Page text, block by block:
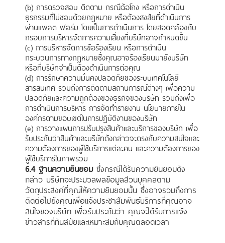
(b) การตรวจสอบ ติดตาม กรณีฉ้อโกง หรือการดำเนิน
ธุรกรรมที่ไม่ชอบด้วยกฎหมาย หรือต้องสงสัยที่ดำเนินการ
ผ่านแพลต ฟอร์ม โดยเป็นการดำเนินการ โดยสอดคล้องกับ
กรอบการบริหารจัดการความเสี่ยงที่บริษัทอาจกำหนดขึ้น
(c) การบริหารจัดการข้อร้องเรียน หรือการดำเนิน
กระบวนการทางกฎหมายซึ่งคุณอาจร้องเรียนมายังบริษัท
หรือที่บริษัทจำเป็นต้องดำเนินการต่อคุณ
(d) การรักษาความมั่นคงปลอดภัยของระบบเทคโนโลยี
สารสนเทศ รวมถึงการติดตามสถานการณ์ต่างๆ เพื่อความ
ปลอดภัยและความถูกต้องของธุรกิจของบริษัท รวมถึงเพื่อ
การดำเนินการบริหาร การจัดทำรายงาน นโยบายภายใน
องค์กรตามขอบเขตในการปฏิบัติงานของบริษัท
(e) การวางแผนการปรับปรุงสินค้าและบริการของบริษัท เพื่อ
รับประกันว่าสินค้าและบริษัทดังกล่าวจะตรงกับความสนใจและ
ความต้องการของผู้ใช้บริการแต่ละคน และความต้องการของ
ผู้ใช้บริการในภาพรวม
6.4 ฐานความยินยอมซึ่งกรณีได้รับความยินยอมดัง
กล่าว บริษัทจะประมวลผลข้อมูลส่วนบุคคลตาม
วัตถุประสงค์ที่คุณให้ความยินยอมนั้น ซึ่งอาจรวมถึงการ
ติดต่อไปยังคุณเพื่อแจ้งประชาสัมพันธ์บริการที่คุณอาจ
สนใจของบริษัท เพื่อรับประกันว่า คุณจะได้รับการแจ้ง
ข่าวสารที่ทันสมัยและเหมาะสมกับคุณตลอดเวลา